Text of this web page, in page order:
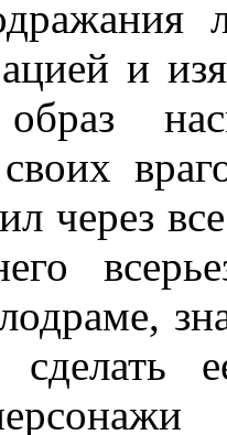
и
через